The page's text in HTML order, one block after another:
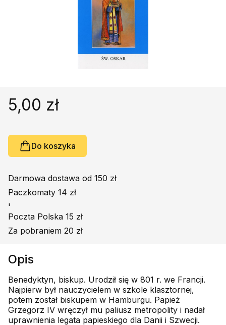
Poradniki, leksykony...
Podręczniki szkolne
5,00 zł
Do koszyka
Darmowa dostawa od 150 zł
Paczkomaty 14 zł
'
Poczta Polska 15 zł
Za pobraniem 20 zł
Opis
Benedyktyn, biskup. Urodził się w 801 r. we Francji.
Najpierw był nauczycielem w szkole klasztornej,
potem został biskupem w Hamburgu. Papież
Grzegorz IV wręczył mu paliusz metropolity i nadał
uprawnienia legata papieskiego dla Danii i Szwecji.